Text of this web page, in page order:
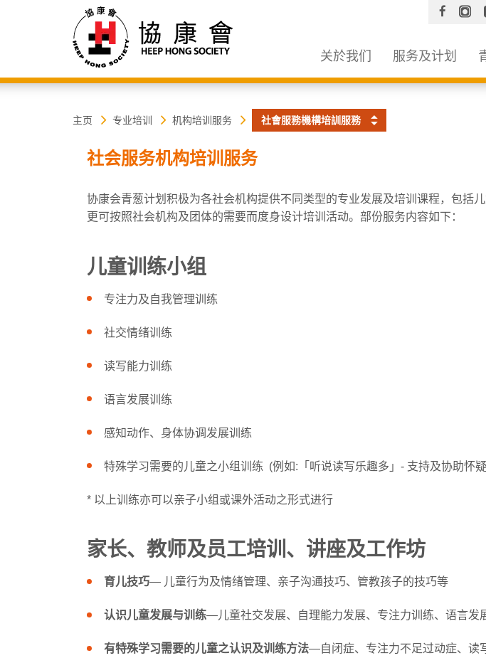
关於我们 服务及计划
主页 专业培训 机构培训服务 社會服務機構培訓服務
社会服务机构培训服务
协康会青葱计划积极为各社会机构提供不同类型的专业发展及培训课程，包括
更可按照社会机构及团体的需要而度身设计培训活动。部份服务内容如下：
儿童训练小组
专注力及自我管理训练
社交情绪训练
读写能力训练
语言发展训练
感知动作、身体协调发展训练
特殊学习需要的儿童之小组训练 (例如:「听说读写乐趣多」- 支持及协助怀
* 以上训练亦可以亲子小组或课外活动之形式进行
家长、教师及员工培训、讲座及工作坊
育儿技巧― 儿童行为及情绪管理、亲子沟通技巧、管教孩子的技巧等
认识儿童发展与训练―儿童社交发展、自理能力发展、专注力训练、语言发
有特殊学习需要的儿童之认识及训练方法―自闭症、专注力不足过动症、读